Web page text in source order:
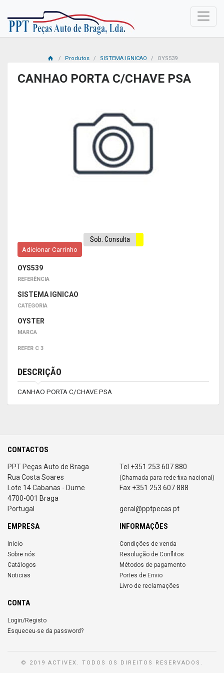
Produtos SISTEMA IGNICAO OYS539
CANHAO PORTA C/CHAVE PSA
Adicionar Carrinho
Sob. Consulta
OYS539
REFERÊNCIA
SISTEMA IGNICAO
CATEGORIA
OYSTER
MARCA
REFER C 3
DESCRIÇÃO
CANHAO PORTA C/CHAVE PSA
CONTACTOS
PPT Peças Auto de Braga
Rua Costa Soares
Lote 14 Cabanas - Dume
4700-001 Braga
Portugal
Tel +351 253 607 880
(Chamada para rede fixa nacional)
Fax +351 253 607 888
geral@pptpecas.pt
EMPRESA
Início
Sobre nós
Catálogos
Noticias
INFORMAÇÕES
Condições de venda
Resolução de Conflitos
Métodos de pagamento
Portes de Envio
Livro de reclamações
CONTA
Login/Registo
Esqueceu-se da password?
© 2019 ACTIVEX. TODOS OS DIREITOS RESERVADOS.